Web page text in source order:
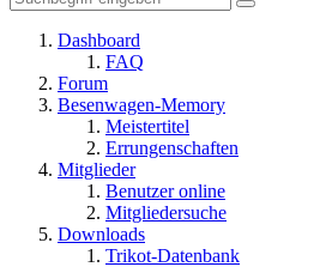
Dashboard
FAQ
Forum
Besenwagen-Memory
Meistertitel
Errungenschaften
Mitglieder
Benutzer online
Mitgliedersuche
Downloads
Trikot-Datenbank